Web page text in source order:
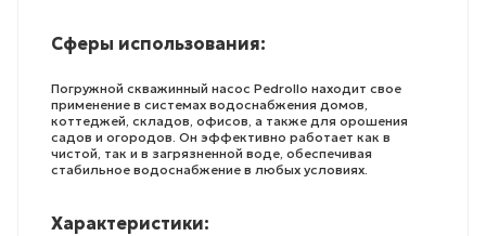
Сферы использования:
Погружной скважинный насос Pedrollo находит свое
применение в системах водоснабжения домов,
коттеджей, складов, офисов, а также для орошения
садов и огородов. Он эффективно работает как в
чистой, так и в загрязненной воде, обеспечивая
стабильное водоснабжение в любых условиях.
Характеристики: